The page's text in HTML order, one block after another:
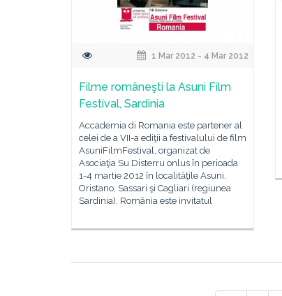
1 Mar 2012 - 4 Mar 2012
Filme româneşti la Asuni Film
Festival, Sardinia
Accademia di Romania este partener al
celei de a VII-a ediţii a festivalului de film
AsuniFilmFestival, organizat de
Asociaţia Su Disterru onlus în perioada
1-4 martie 2012 în localităţile Asuni,
Oristano, Sassari şi Cagliari (regiunea
Sardinia). România este invitatul